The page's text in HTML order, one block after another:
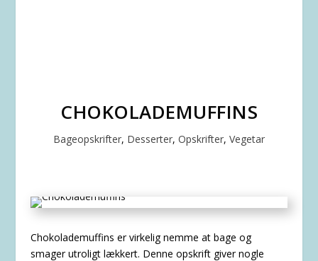
CHOKOLADEMUFFINS
Bageopskrifter, Desserter, Opskrifter, Vegetar
Chokolademuffins er virkelig nemme at bage og
smager utroligt lækkert. Denne opskrift giver nogle